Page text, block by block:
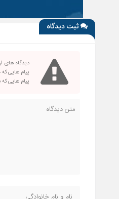
ثبت دیدگاه
دیدگاه های
پیام هایی
پیام هایی